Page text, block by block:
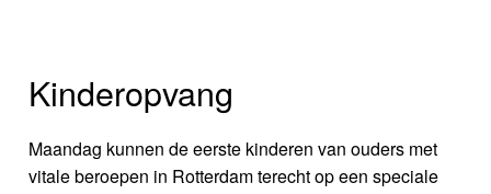
Kinderopvang
Maandag kunnen de eerste kinderen van ouders met
vitale beroepen in Rotterdam terecht op een speciale